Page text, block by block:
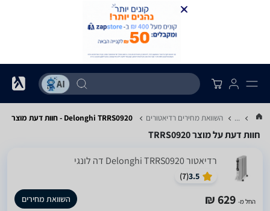
... השוואת מחירים רדיאטורים Delonghi TRRS0920 - חוות דעת מוצר
חוות דעת על מוצר TRRS0920
רדיאטור Delonghi TRRS0920 דה לונגי
3.5
(
7
)
החל מ- 629 ₪ השוואת מחירים